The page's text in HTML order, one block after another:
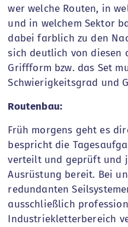
wer welche Routen, in
und in welchem Sektor
dabei farblich zu den
sich deutlich von diesen
Griffform bzw. das Set
Schwierigkeitsgrad und
Routenbau:
Früh morgens geht es
bespricht die
verteilt und geprüft und
Ausrüstung bereit. Bei
redundanten
ausschließlich
Industriekletterbereich